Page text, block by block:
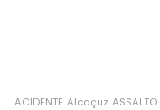
ACIDENTE Alcaçuz ASSALTO